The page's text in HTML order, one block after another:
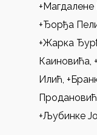
+Магдалене
+Ђорђа
+Жарка
Каиновића,
Илић,
+Љубинке